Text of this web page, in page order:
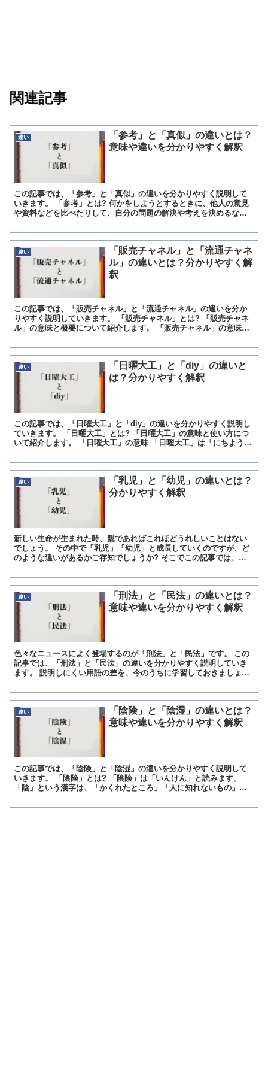
関連記事
違い
「参考」と「真似」の違いとは？
意味や違いを分かりやすく解釈
この記事では、「参考」と「真似」の違いを分かりやすく説明して
いきます。 「参考」とは? 何かをしようとするときに、他人の意見
や資料などを比べたりして、自分の問題の解決や考えを決めるなど
違い
「販売チャネル」と「流通チャネ
ル」の違いとは？分かりやすく解
釈
この記事では、「販売チャネル」と「流通チャネル」の違いを分か
りやすく説明していきます。 「販売チャネル」とは? 「販売チャネ
ル」の意味と概要について紹介します。 「販売チャネル」の意味
違い
「日曜大工」と「diy」の違いと
は？分かりやすく解釈
この記事では、「日曜大工」と「diy」の違いを分かりやすく説明し
ていきます。 「日曜大工」とは? 「日曜大工」の意味と使い方につ
いて紹介します。 「日曜大工」の意味 「日曜大工」は「にちようだ
違い
「乳児」と「幼児」の違いとは？
分かりやすく解釈
新しい生命が生まれた時、親であればこれほどうれしいことはない
でしょう。 その中で「乳児」「幼児」と成長していくのですが、ど
のような違いがあるかご存知でしょうか? そこでこの記事では、
違い
「刑法」と「民法」の違いとは？
意味や違いを分かりやすく解釈
色々なニュースによく登場するのが「刑法」と「民法」です。 この
記事では、「刑法」と「民法」の違いを分かりやすく説明していき
ます。 説明しにくい用語の差を、今のうちに学習しておきましょ
違い
「陰険」と「陰湿」の違いとは？
意味や違いを分かりやすく解釈
この記事では、「陰険」と「陰湿」の違いを分かりやすく説明して
いきます。 「陰険」とは? 「陰険」は「いんけん」と読みます。
「陰」という漢字は、「かくれたところ」「人に知れないもの」